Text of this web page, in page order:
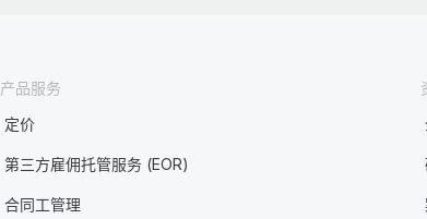
产品服务
定价
第三方雇佣托管服务 (EOR)
合同工管理